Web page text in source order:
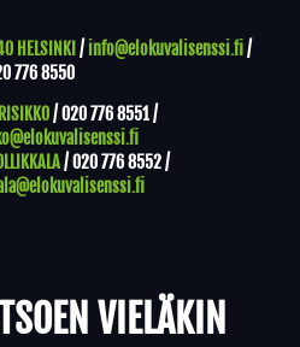
HELSINKI / info@elokuvalisenssi.fi/
776 8550
/020 776 8551/
/020 776 8552/
VIELÄKIN